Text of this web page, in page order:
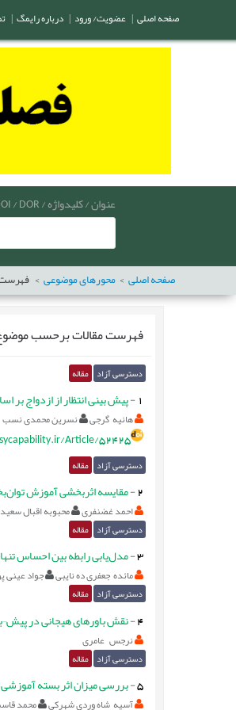
عنوان / کلیدواژه / DOI / DOR
صفحه اصلی محورهای موضوعی
فهرست مقالات برحسب
دسترسی آزاد مقاله
1
-پیش بینی انتظار از ازدواج
هانیه گرجی نسرین محمدی نسب
Article/52425
دسترسی آزاد مقاله
2
-مقایسه اثربخشی آموزش
احمد غضنفری محبوبه اقبال
دسترسی آزاد مقاله
3
-مدل‌یابی رابطه بین احساس
مائده جعفری ده نایبی جواد عینی
دسترسی آزاد مقاله
4
-نقش باورهای هیجانی در
نرجس عامری
دسترسی آزاد مقاله
5
-بررسی میزان اثر بسته
آسیه شاه وردی شهرکی محمد
صفحه اصلی | عضویت/ ورود | درباره رایمگ |